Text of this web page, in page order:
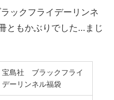
ックフライデーリンネ
ともかぶりでした…まじ
宝島社 ブラックフライ
デーリンネル福袋